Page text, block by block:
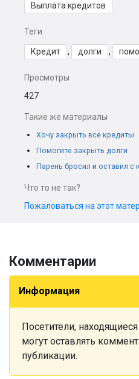
Выплата кредитов
Теги
Кредит , долги ,
Просмотры
427
Такие же материалы
Хочу закрыть все кредиты
Помогите закрыть долги
Парень бросил и оставил с
Что то не так?
Пожаловаться на этот
Комментарии
Информация
Посетители,
могут оставлять
публикации.